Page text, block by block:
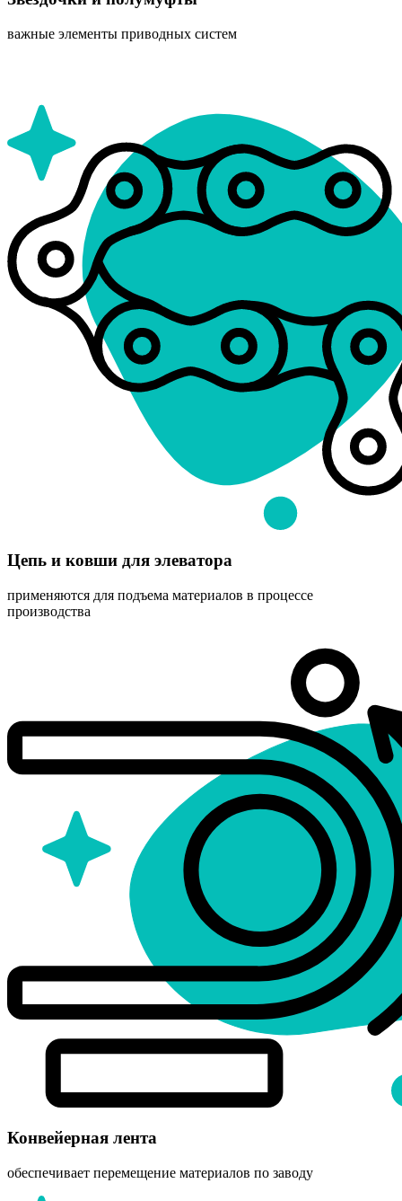
важные элементы приводных систем
Цепь и ковши для элеватора
применяются для подъема материалов в процессе
производства
Конвейерная лента
обеспечивает перемещение материалов по заводу